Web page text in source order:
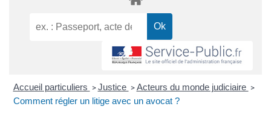
Accueil particuliers > Justice > Acteurs du monde judiciaire >
Comment régler un litige avec un avocat ?